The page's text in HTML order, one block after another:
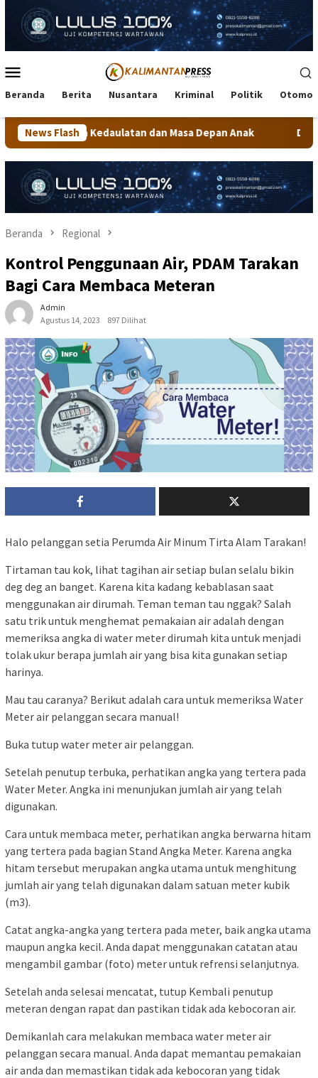
konten
Mobile
Beranda Berita Nusantara Kriminal Politik
News Flash
dan Masa Depan Anak Dekranasda Tarakan
Beranda Regional
Kontrol Penggunaan Air, PDAM Tarakan
Bagi Cara Membaca Meteran
Admin
Agustus 14, 2023
897 Dilihat
Halo pelanggan setia Perumda Air Minum Tirta Alam Tarakan!
Tirtaman tau kok, lihat tagihan air setiap bulan selalu bikin
deg deg an banget. Karena kita kadang kebablasan saat
menggunakan air dirumah. Teman teman tau nggak? Salah
satu trik untuk menghemat pemakaian air adalah dengan
memeriksa angka di water meter dirumah kita untuk menjadi
tolak ukur berapa jumlah air yang bisa kita gunakan setiap
harinya.
Mau tau caranya? Berikut adalah cara untuk memeriksa Water
Meter air pelanggan secara manual!
Buka tutup water meter air pelanggan.
Setelah penutup terbuka, perhatikan angka yang tertera pada
Water Meter. Angka ini menunjukan jumlah air yang telah
digunakan.
Cara untuk membaca meter, perhatikan angka berwarna hitam
yang tertera pada bagian Stand Angka Meter. Karena angka
hitam tersebut merupakan angka utama untuk menghitung
jumlah air yang telah digunakan dalam satuan meter kubik
(m3).
Catat angka-angka yang tertera pada meter, baik angka utama
maupun angka kecil. Anda dapat menggunakan catatan atau
mengambil gambar (foto) meter untuk refrensi selanjutnya.
Setelah anda selesai mencatat, tutup Kembali penutup
meteran dengan rapat dan pastikan tidak ada kebocoran air.
Demikanlah cara melakukan membaca water meter air
pelanggan secara manual. Anda dapat memantau pemakaian
air anda dan memastikan tidak ada kebocoran yang tidak